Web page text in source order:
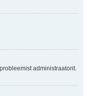
administraatorit.